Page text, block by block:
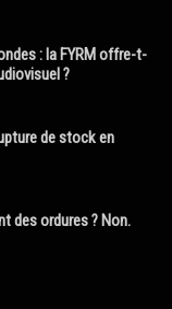
: la FYRM offre-t-
?
de stock en
des ordures ? Non.